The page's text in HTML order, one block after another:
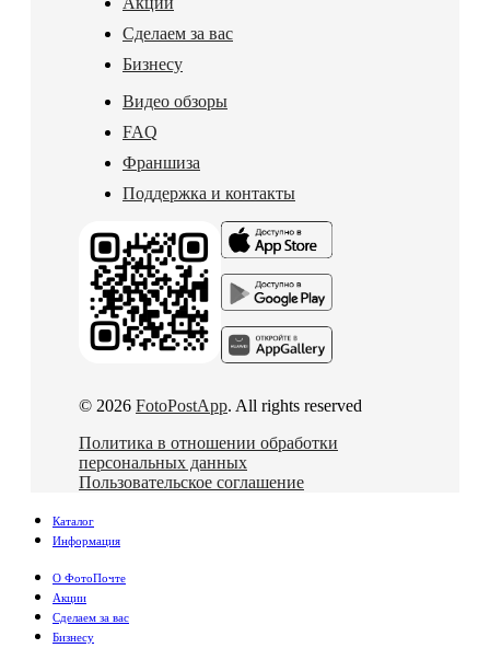
Сделаем за вас
Бизнесу
Видео обзоры
FAQ
Франшиза
Поддержка и контакты
© 2026 FotoPostApp. All rights reserved
Политика в отношении обработки
персональных данных
Пользовательское соглашение
Каталог
Информация
О ФотоПочте
Акции
Сделаем за вас
Бизнесу